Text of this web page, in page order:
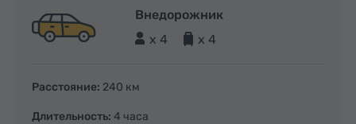
Внедорожник
x 4
x 4
Расстояние: 240 км
Длительность: 4 часа